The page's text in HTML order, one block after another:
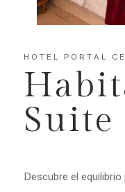
HOTEL PORTAL
Suite
Descubre el